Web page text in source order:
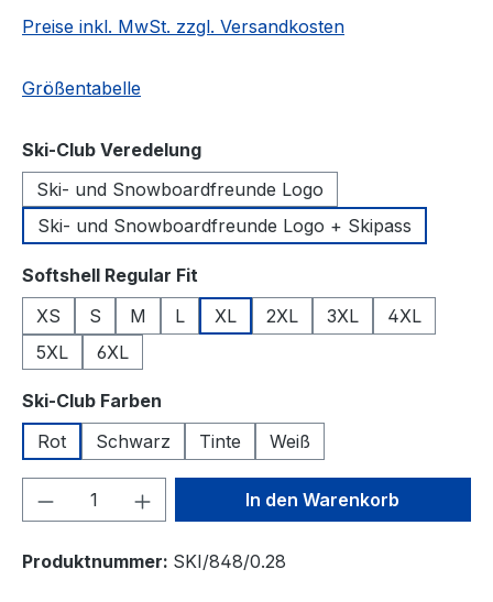
Preise inkl. MwSt. zzgl. Versandkosten
Größentabelle
Ski-Club Veredelungauswählen
Ski- und Snowboardfreunde Logo
Ski- und Snowboardfreunde Logo + Skipass
Softshell Regular Fit
XS
S M L XL 2XL 3XL
4XL
5XL
6XL
Ski-Club Farben
Rot
Schwarz Tinte Weiß
Produkt Anzahl: Gib denIn den Warenkorb
Produktnummer: SKI/848/0.28